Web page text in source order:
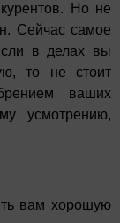
Но не
Сейчас самое
в делах вы
то не стоит
ваших
усмотрению,
вам хорошую